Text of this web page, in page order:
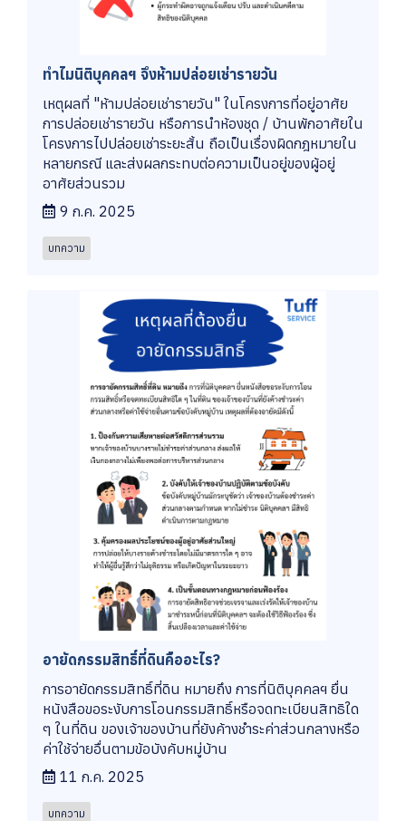
ทำไมนิติบุคคลฯ จึงห้ามปล่อยเช่ารายวัน
เหตุผลที่ "ห้ามปล่อยเช่ารายวัน" ในโครงการที่อยู่อาศัย
การปล่อยเช่ารายวัน หรือการนำห้องชุด / บ้านพักอาศัยใน
โครงการไปปล่อยเช่าระยะสั้น ถือเป็นเรื่องผิดกฎหมายใน
หลายกรณี และส่งผลกระทบต่อความเป็นอยู่ของผู้อยู่
อาศัยส่วนรวม
9 ก.ค. 2025
บทความ
อายัดกรรมสิทธิ์ที่ดินคืออะไร?
การอายัดกรรมสิทธิ์ที่ดิน หมายถึง การที่นิติบุคคลฯ ยื่น
หนังสือขอระงับการโอนกรรมสิทธิ์หรือจดทะเบียนสิทธิใด
ๆ ในที่ดิน ของเจ้าของบ้านที่ยังค้างชำระค่าส่วนกลางหรือ
ค่าใช้จ่ายอื่นตามข้อบังคับหมู่บ้าน
11 ก.ค. 2025
บทความ